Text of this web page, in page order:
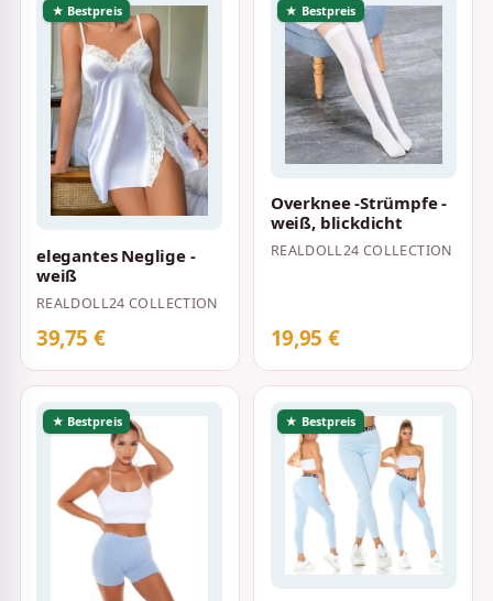
★ Bestpreis
elegantes Neglige -
weiß
REALDOLL24 COLLECTION
39,75 €
★ Bestpreis
Overknee -Strümpfe -
weiß, blickdicht
REALDOLL24 COLLECTION
19,95 €
★ Bestpreis ★ Bestpreis